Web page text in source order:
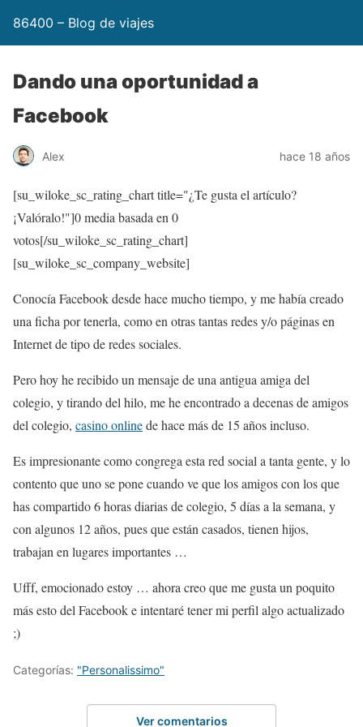
86400 – Blog de viajes
Dando una oportunidad a
Facebook
Alex hace 18 años
[su_wiloke_sc_rating_chart title="¿Te gusta el artículo?
¡Valóralo!"]0media basada en 0
votos[/su_wiloke_sc_rating_chart]
[su_wiloke_sc_company_website]
Conocía Facebook desde hace mucho tiempo, y me había creado
una ficha por tenerla, como en otras tantas redes y/o páginas en
Internet de tipo de redes sociales.
Pero hoy he recibido un mensaje de una antigua amiga del
colegio, y tirando del hilo, me he encontrado a decenas de amigos
del colegio, casino onlinede hace más de 15 años incluso.
Es impresionante como congrega esta red social a tanta gente, y lo
contento que uno se pone cuando ve que los amigos con los que
has compartido 6 horas diarias de colegio, 5 días a la semana, y
con algunos 12 años, pues que están casados, tienen hijos,
trabajan en lugares importantes …
Ufff, emocionado estoy … ahora creo que me gusta un poquito
más esto del Facebook e intentaré tener mi perfil algo actualizado
;)
Categorías: "Personalissimo"
Ver comentarios